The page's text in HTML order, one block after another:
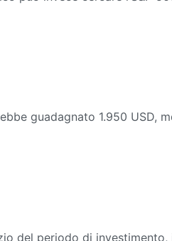
guadagnato 1.950 USD,
del periodo di investimento,